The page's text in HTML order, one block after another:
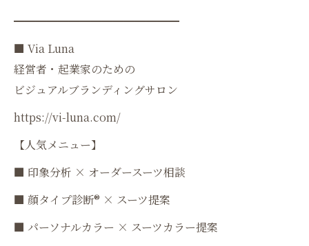
━━━━━━━━━━━━━━━
■ Via Luna
経営者・起業家のための
ビジュアルブランディングサロン
https://vi-luna.com/
【人気メニュー】
■ 印象分析 × オーダースーツ相談
■ 顔タイプ診断®︎ × スーツ提案
■ パーソナルカラー × スーツカラー提案